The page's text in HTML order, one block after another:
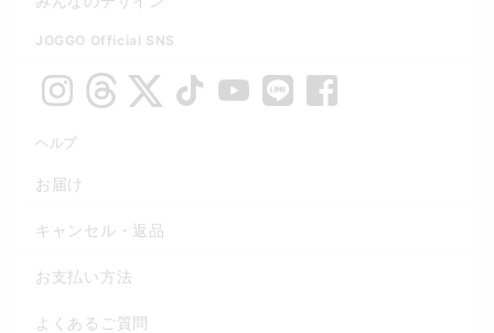
JOGGO Official SNS
ヘルプ
お届け
キャンセル・返品
お支払い方法
よくあるご質問